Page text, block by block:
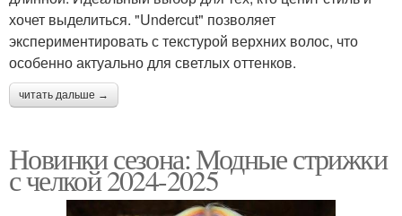
хочет выделиться. "Undercut" позволяет
экспериментировать с текстурой верхних волос, что
особенно актуально для светлых оттенков.
читать дальше →
Новинки сезона: Модные стрижки
с челкой 2024-2025